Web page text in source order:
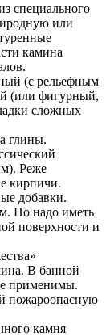
специального
или
камина
(с рельефным
(или фигурный,
сложных
глины.
Реже
кирпичи.
добавки.
Но надо иметь
поверхности и
В банной
применимы.
пожароопасную
камня